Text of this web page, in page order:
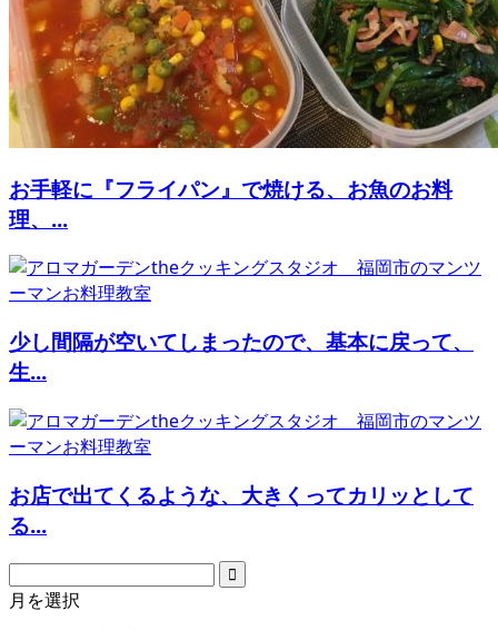
お手軽に『フライパン』で焼ける、お魚のお料
理、...
少し間隔が空いてしまったので、基本に戻って、
生...
お店で出てくるような、大きくってカリッとして
る...
月を選択